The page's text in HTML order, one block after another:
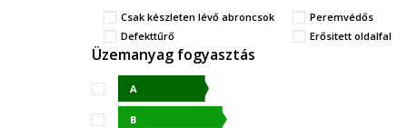
Csak készleten lévő abroncsok
Peremvédős
Defekttűrő
Erősitett oldalfal
Üzemanyag fogyasztás